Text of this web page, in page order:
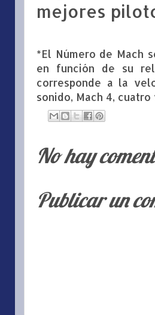
mejores
*El Número de Mach
en función de su
corresponde a la
sonido, Mach 4,
No hay
Publicar un